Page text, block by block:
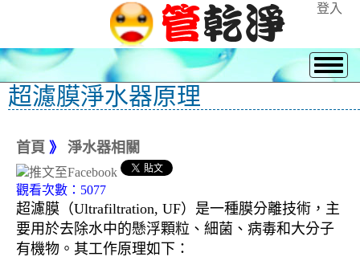
登入
超濾膜淨水器原理
首頁 》 淨水器相關
觀看次數：5077
超濾膜（Ultrafiltration, UF）是一種膜分離技術，主
要用於去除水中的懸浮顆粒、細菌、病毒和大分子
有機物。其工作原理如下：